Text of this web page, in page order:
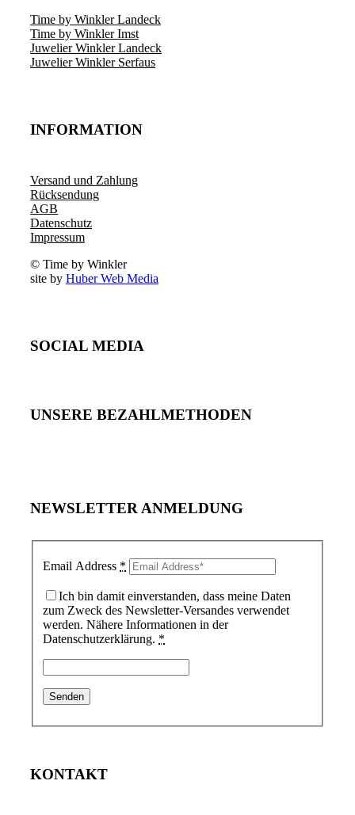
Time by Winkler Landeck
Time by Winkler Imst
Juwelier Winkler Landeck
Juwelier Winkler Serfaus
INFORMATION
Versand und Zahlung
Rücksendung
AGB
Datenschutz
Impressum
© Time by Winkler
site by Huber Web Media
SOCIAL MEDIA
UNSERE BEZAHLMETHODEN
NEWSLETTER ANMELDUNG
Email Address *
Ich bin damit einverstanden, dass meine Daten
zum Zweck des Newsletter-Versandes verwendet
werden. Nähere Informationen in der
Datenschutzerklärung. *
KONTAKT